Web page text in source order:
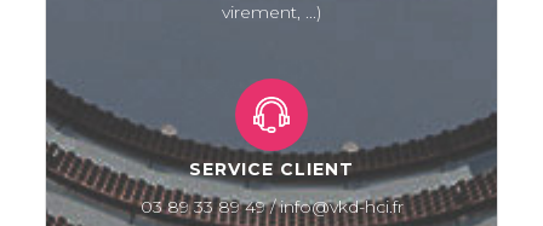
virement, ...)
SERVICE CLIENT
03 89 33 89 49 / info@vkd-hci.fr